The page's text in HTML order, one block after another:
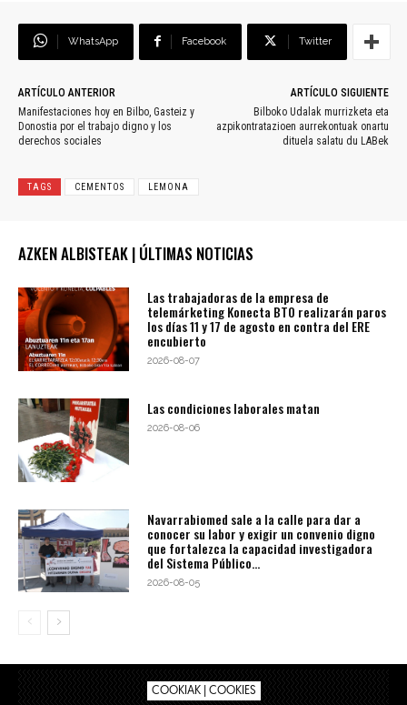
WhatsApp Facebook Twitter
ARTÍCULO ANTERIOR
Manifestaciones hoy en Bilbo, Gasteiz y
Donostia por el trabajo digno y los
derechos sociales
ARTÍCULO SIGUIENTE
Bilboko Udalak murrizketa eta
azpikontratazioen aurrekontuak onartu
dituela salatu du LABek
TAGS CEMENTOS LEMONA
AZKEN ALBISTEAK | ÚLTIMAS NOTICIAS
Las trabajadoras de la empresa de
telemárketing Konecta BTO realizarán paros
los días 11 y 17 de agosto en contra del ERE
encubierto
2026-08-07
Las condiciones laborales matan
2026-08-06
Navarrabiomed sale a la calle para dar a
conocer su labor y exigir un convenio digno
que fortalezca la capacidad investigadora
del Sistema Público...
2026-08-05
COOKIAK | COOKIES